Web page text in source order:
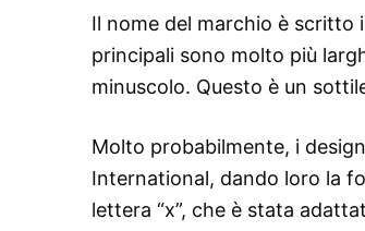
Il nome del marchio è scritto
principali sono molto più
minuscolo. Questo è un
Molto probabilmente, i
International, dando loro la
lettera “x”, che è stata